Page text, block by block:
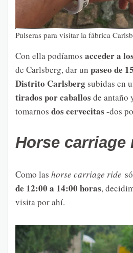
Pulseras para visitar la fábrica
Con ella podíamos acceder a
de Carlsberg, dar un paseo de
Distrito Carlsberg subidas en
tirados por caballos de antaño
tomarnos dos cervecitas -dos
Horse carriage
Como las horse carriage ride
de 12:00 a 14:00 horas,
visita por ahí.